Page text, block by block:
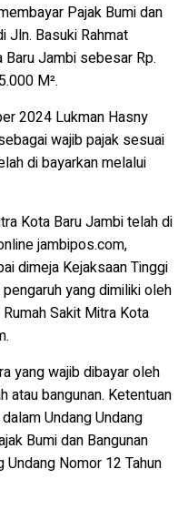
Pajak Bumi dan
Jln. Basuki Rahmat
Baru Jambi sebesar Rp.
M².
2024 Lukman Hasny
wajib pajak sesuai
di bayarkan melalui
Kota Baru Jambi telah di
jambipos.com,
dimeja Kejaksaan Tinggi
yang dimiliki oleh
Sakit Mitra Kota
yang wajib dibayar oleh
atau bangunan. Ketentuan
Undang Undang
Bumi dan Bangunan
Undang Nomor 12 Tahun